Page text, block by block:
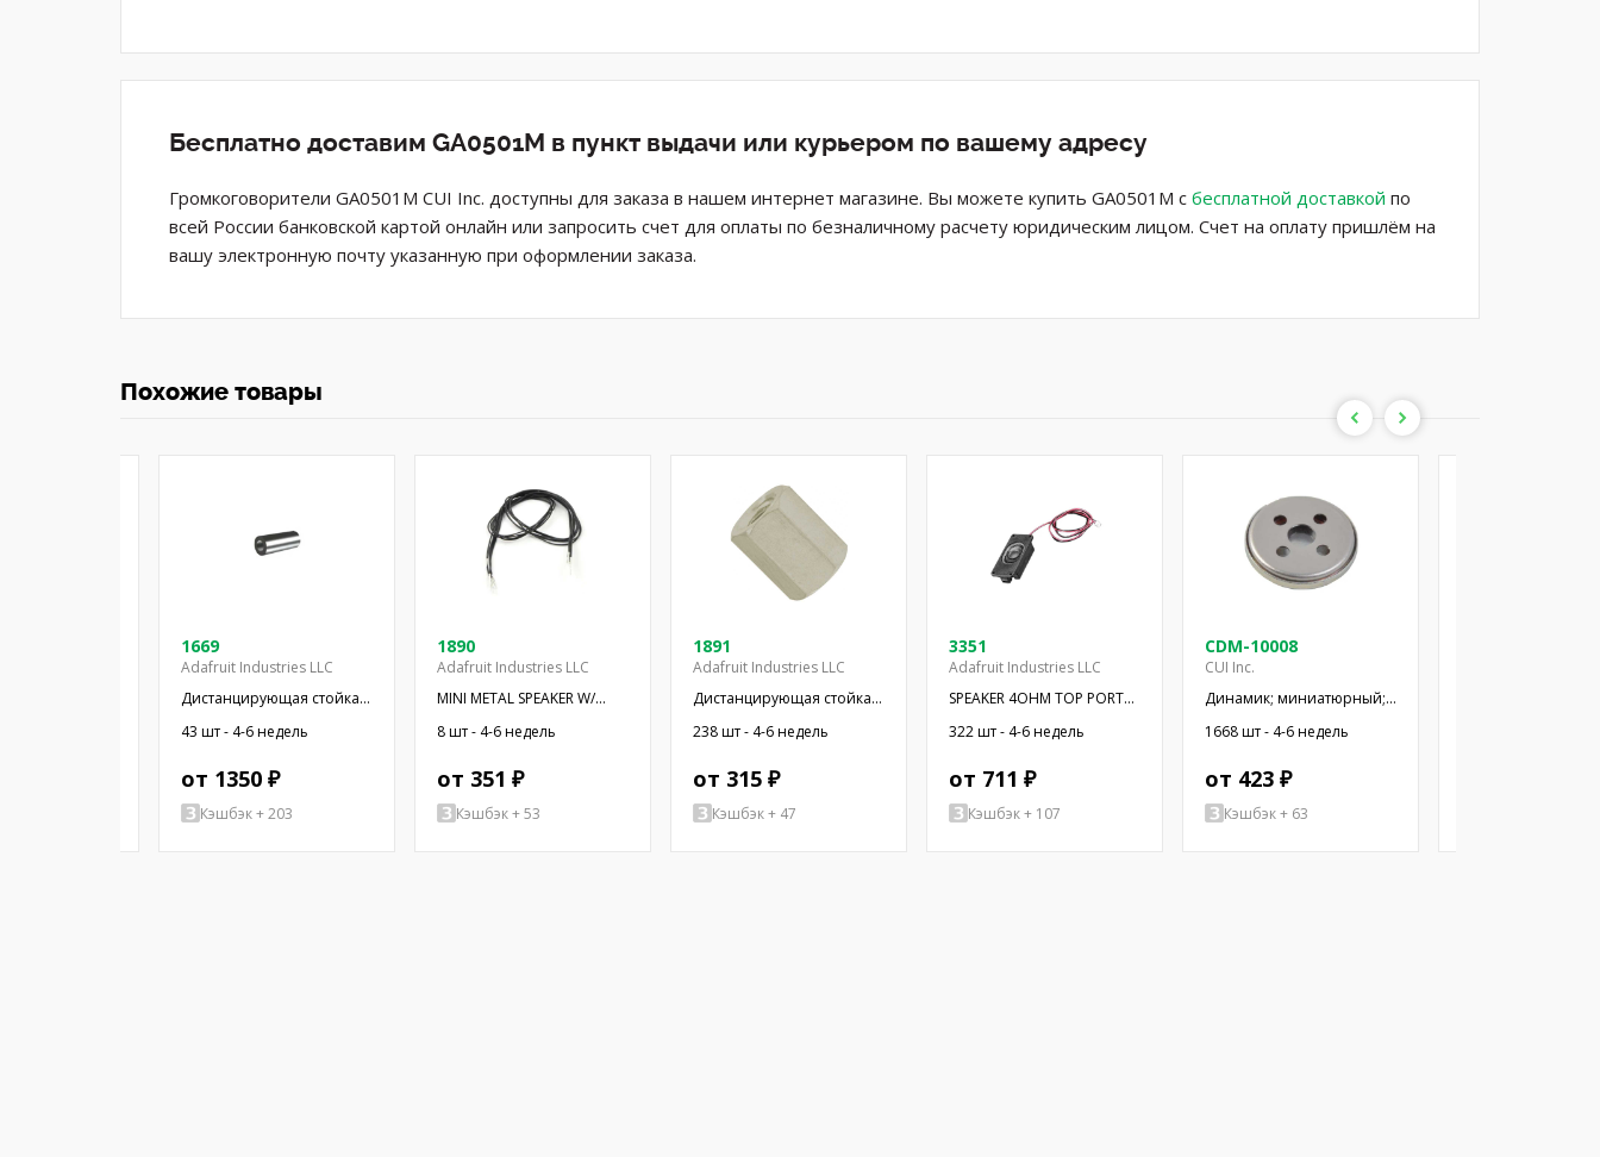
Бесплатно доставим GA0501M в пункт выдачи или курьером по вашему адресу
Громкоговорители GA0501M CUI Inc. доступны для заказа в нашем интернет магазине. Вы можете купить GA0501M с бесплатной доставкой по
всей России банковской картой онлайн или запросить счет для оплаты по безналичному расчету юридическим лицом. Счет на оплату пришлём на
вашу электронную почту указанную при оформлении заказа.
Похожие товары
1669
Adafruit Industries LLC
Дистанцирующая стойка;
38,1мм; цилиндрическая;
латунь; никель
43 шт - 4-6 недель
от 1350 ₽
Кэшбэк + 203
1890
Adafruit Industries LLC
MINI METAL SPEAKER W/
WIRES
8 шт - 4-6 недель
от 351 ₽
Кэшбэк + 53
1891
Adafruit Industries LLC
Дистанцирующая стойка с
резьбой; 6,4мм;
Внутр.резьба: UNC4-40
238 шт - 4-6 недель
от 315 ₽
Кэшбэк + 47
3351
Adafruit Industries LLC
SPEAKER 4OHM TOP PORT
OVAL RECT
322 шт - 4-6 недель
от 711 ₽
Кэшбэк + 107
CDM-10008
CUI Inc.
Динамик; миниатюрный;
300мВт; 8Ом; Ø10x2,9мм;
20кГц; Ø: 10мм; ПЭТ
1668 шт - 4-6 недель
от 423 ₽
Кэшбэк + 63